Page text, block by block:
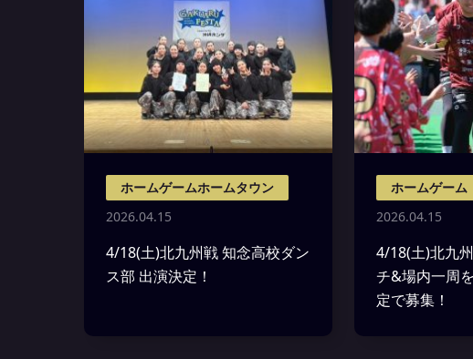
ホームゲームホームタウン
2026.04.15
4/18(土)北九州戦 知念高校ダン
ス部 出演決定！
ホームゲーム
2026.04.15
4/18(土)北九
チ&場内一周
定で募集！